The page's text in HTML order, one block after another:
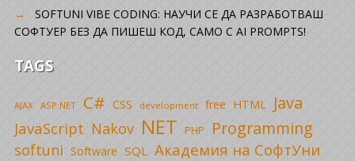
SOFTUNI VIBE CODING: НАУЧИ СЕ ДА РАЗРАБОТВАШ
СОФТУЕР БЕЗ ДА ПИШЕШ КОД, САМО С AI PROMPTS!
TAGS
AJAX ASP.NET C# CSS development free HTML Java
JavaScript Nakov NET PHP Programming
softuni Software SQL Академия на СофтУни